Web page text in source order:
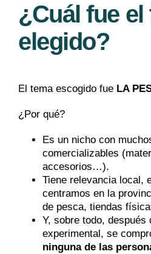
¿Cuál fue el
elegido?
El tema escogido fue LA
¿Por qué?
Es un nicho con
comercializables
accesorios…).
Tiene relevancia local,
centramos en la
de pesca, tiendas
Y, sobre todo, después
experimental, se
ninguna de las